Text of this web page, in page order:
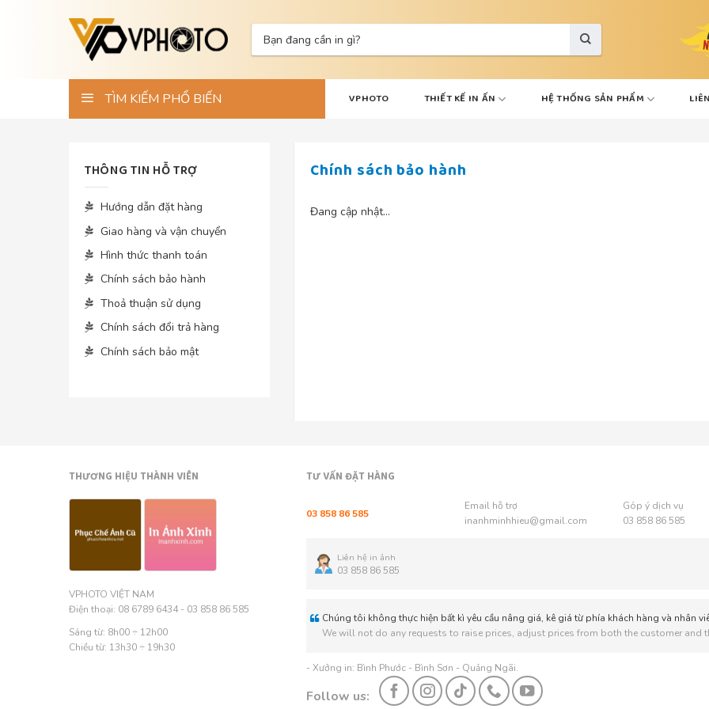
kiếm:
TÌM KIẾM PHỔ BIẾN VPHOTO THIẾT KẾ IN ẤN HỆ THỐNG SẢN PHẨM
Chính sách bảo hành
Đang cập nhật…
THÔNG TIN HỖ TRỢ
Hướng dẫn đặt hàng
Giao hàng và vận chuyển
Hình thức thanh toán
Chính sách bảo hành
Thoả thuận sử dụng
Chính sách đổi trả hàng
Chính sách bảo mật
THƯƠNG HIỆU THÀNH VIÊN
VPHOTO VIỆT NAM
Điện thoại: 08 6789 6434 - 03 858 86 585
Sáng từ: 8h00 ÷ 12h00
Chiều từ: 13h30 ÷ 19h30
TƯ VẤN ĐẶT HÀNG
03 858 86 585
Email hỗ trợ
inanhminhhieu@gmail.com
Góp ý dịch vụ
03 858 86 585
Liên hệ in ảnh
03 858 86 585
Chúng tôi không thực hiện bất kì yêu cầu nâng giá, kê giá từ phía khách hàng và nhân
We will not do any requests to raise prices, adjust prices from both the customer and
- Xưởng in: Bình Phước - Bình Sơn - Quảng Ngãi.
Follow us: